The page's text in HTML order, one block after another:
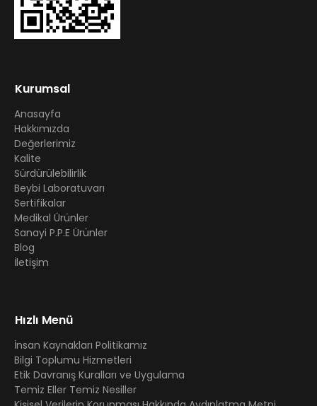
Kurumsal
Anasayfa
Hakkımızda
Değerlerimiz
Kalite
Sürdürülebilirlik
Beybi Laboratuvarı
Sertifikalar
Medikal Ürünler
Sanayi P.P.E Ürünler
Blog
İletişim
Hızlı Menü
İnsan Kaynakları Politikamız
Bilgi Toplumu Hizmetleri
Etik Davranış Kuralları ve Uygulama
Temiz Eller Temiz Nesiller